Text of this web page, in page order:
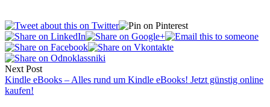
Next Post
Kindle eBooks – Alles rund um Kindle eBooks! Jetzt günstig online
kaufen!